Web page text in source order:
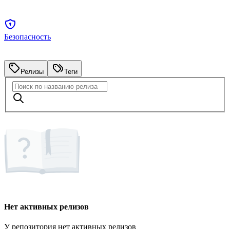
Безопасность
Релизы Теги
Нет активных релизов
У репозитория нет активных релизов